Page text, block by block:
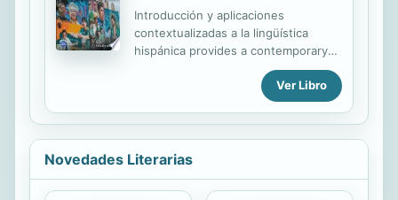
Introducción y aplicaciones
contextualizadas a la lingüística
hispánica provides a contemporary
introduction to the study of Spanish,
helping students apply linguistics
analysis to the study of language. It
encourages the reader to analyze
language in action and understand
how linguistic components interact
meaning. A contemporary
Ver Libro
Novedades Literarias